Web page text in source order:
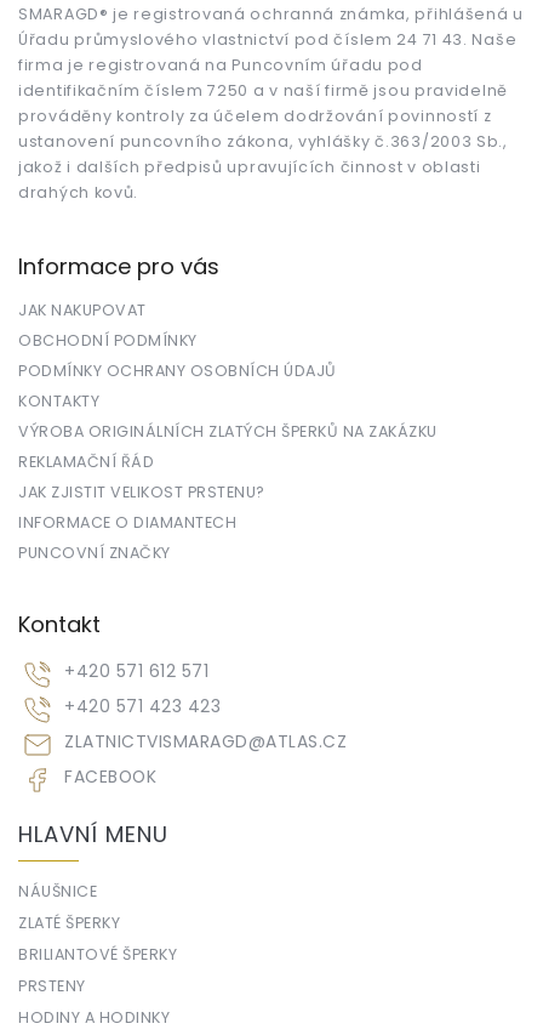
SMARAGD® je registrovaná ochranná známka, přihlášená u
Úřadu průmyslového vlastnictví pod číslem 24 71 43. Naše
firma je registrovaná na Puncovním úřadu pod
identifikačním číslem 7250 a v naší firmě jsou pravidelně
prováděny kontroly za účelem dodržování povinností z
ustanovení puncovního zákona, vyhlášky č.363/2003 Sb.,
jakož i dalších předpisů upravujících činnost v oblasti
drahých kovů.
Informace pro vás
JAK NAKUPOVAT
OBCHODNÍ PODMÍNKY
PODMÍNKY OCHRANY OSOBNÍCH ÚDAJŮ
KONTAKTY
VÝROBA ORIGINÁLNÍCH ZLATÝCH ŠPERKŮ NA ZAKÁZKU
REKLAMAČNÍ ŘÁD
JAK ZJISTIT VELIKOST PRSTENU?
INFORMACE O DIAMANTECH
PUNCOVNÍ ZNAČKY
Kontakt
ZLATNICTVISMARAGD@ATLAS.CZ
+420 571 612 571
+420 571 423 423
FACEBOOK
HLAVNÍ MENU
NÁUŠNICE
ZLATÉ ŠPERKY
BRILIANTOVÉ ŠPERKY
PRSTENY
HODINY A HODINKY